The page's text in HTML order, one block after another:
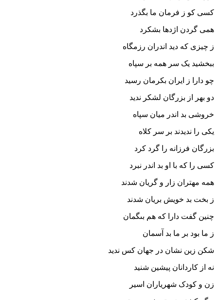
کسى کو ز فرمان ما بگذرد
همى گردن اژدها بشکرد
ز چیزى که دید اندران رزمگاه
ببخشید یک سر همه بر سپاه‏
چو دارا ز ایران بکرمان رسید
دو بهر از بزرگان لشکر ندید
خروشى بد اندر میان سپاه
یکى را ندیدند بر سر کلاه‏
بزرگان فرزانه را گرد کرد
کسى را که با او بد اندر نبرد
همه مهتران زار و گریان شدند
ز بخت بد خویش بریان شدند
چنین گفت دارا که هم بى‏گمان
ز ما بود بر ما بد آسمان‏
شکن زین نشان در جهان کس ندید
نه از کاردانان پیشین شنید
زن و کودک شهریاران اسیر